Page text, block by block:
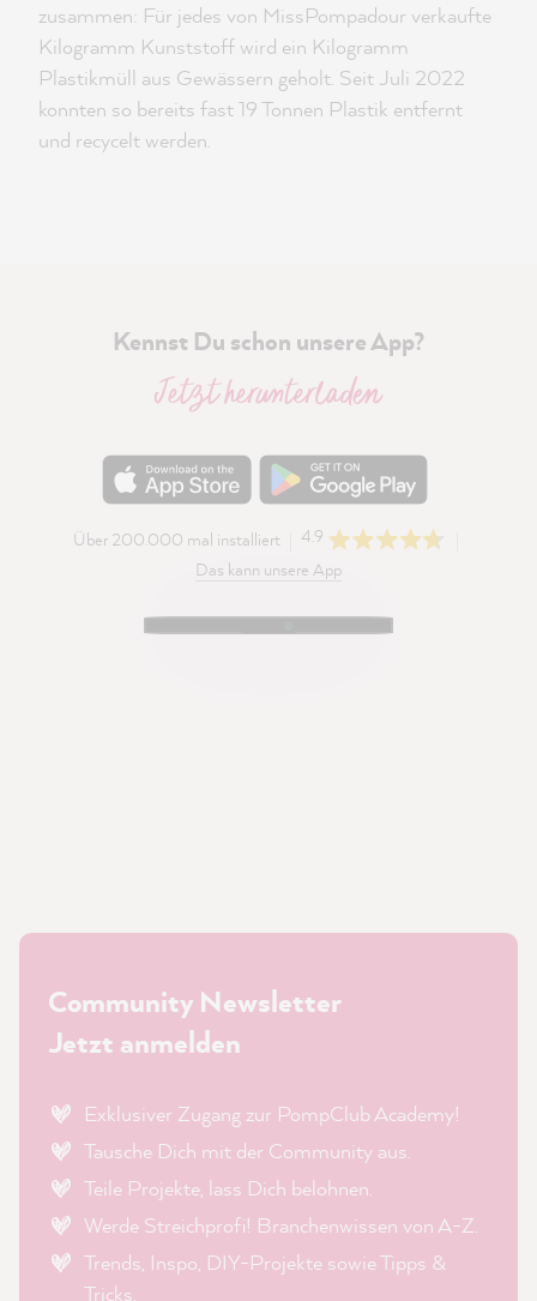
zusammen: Für jedes von MissPompadour verkaufte
Kilogramm Kunststoff wird ein Kilogramm
Plastikmüll aus Gewässern geholt. Seit Juli 2022
konnten so bereits fast 19 Tonnen Plastik entfernt
und recycelt werden.
Kennst Du schon unsere App?
Jetzt herunterladen
Über 200.000 mal installiert
4.9
Das kann unsere App
Community Newsletter
Jetzt anmelden
Exklusiver Zugang zur PompClub Academy!
Tausche Dich mit der Community aus.
Teile Projekte, lass Dich belohnen.
Werde Streichprofi! Branchenwissen von A-Z.
Trends, Inspo, DIY-Projekte sowie Tipps &
Tricks.